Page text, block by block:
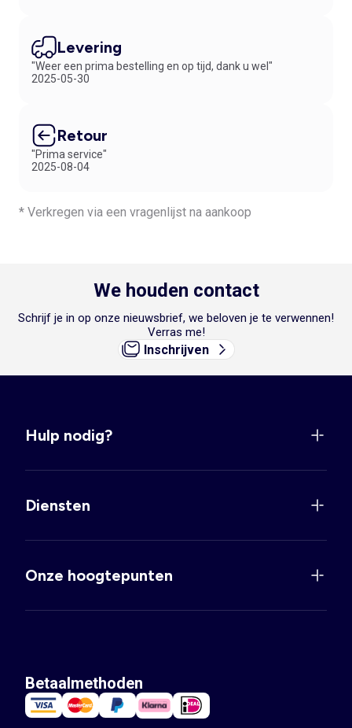
Levering
"Weer een prima bestelling en op tijd, dank u wel"
2025-05-30
Retour
"Prima service"
2025-08-04
* Verkregen via een vragenlijst na aankoop
We houden contact
Schrijf je in op onze nieuwsbrief, we beloven je te verwennen!
Verras me!
Inschrijven
Hulp nodig?
Diensten
Onze hoogtepunten
Betaalmethoden